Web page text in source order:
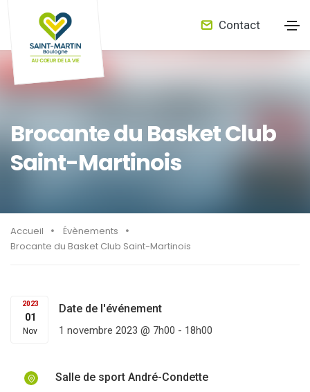
Contact
Brocante du Basket Club
Saint-Martinois
Accueil
Évènements
Brocante du Basket Club Saint-Martinois
2023
01
Nov
Date de l'événement
1 novembre 2023 @ 7h00 - 18h00
Salle de sport André-Condette